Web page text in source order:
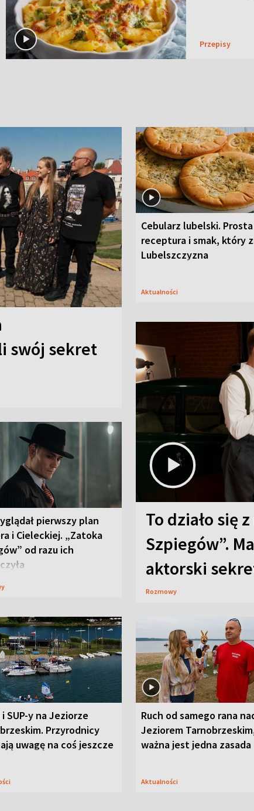
Przepisy
swój sekret
Cebularz lubelski. Prosta
receptura i smak, który
Lubelszczyzna
Aktualności
pierwszy plan
i Cieleckiej. „Zatoka
od razu ich
To działo się
Szpiegów”.
aktorski
Rozmowy
i SUP-y na Jeziorze
Przyrodnicy
uwagę na coś jeszcze
Ruch od samego rana
Jeziorem
ważna jest jedna zasada
Aktualności